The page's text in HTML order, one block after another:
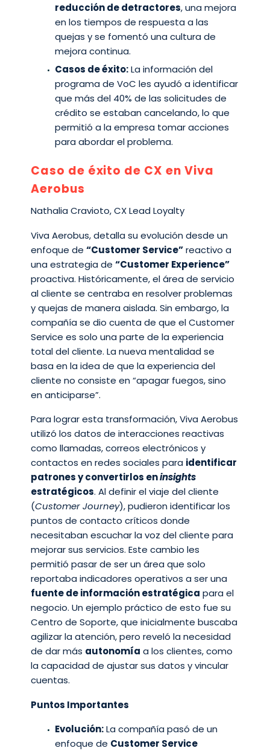
reducción de detractores, una mejora
en los tiempos de respuesta a las
quejas y se fomentó una cultura de
mejora continua.
Casos de éxito:La información del
programa de VoC les ayudó a identificar
que más del 40% de las solicitudes de
crédito se estaban cancelando, lo que
permitió a la empresa tomar acciones
para abordar el problema.
Caso de éxito de CX en Viva
Aerobus
Nathalia Cravioto, CX Lead Loyalty
Viva Aerobus, detalla su evolución desde un
enfoque de “Customer Service”reactivo a
una estrategia de “Customer Experience”
proactiva. Históricamente, el área de servicio
al cliente se centraba en resolver problemas
y quejas de manera aislada. Sin embargo, la
compañía se dio cuenta de que el Customer
Service es solo una parte de la experiencia
total del cliente. La nueva mentalidad se
basa en la idea de que la experiencia del
cliente no consiste en “apagar fuegos, sino
en anticiparse”.
Para lograr esta transformación, Viva Aerobus
utilizó los datos de interacciones reactivas
como llamadas, correos electrónicos y
contactos en redes sociales para identificar
patrones y convertirlos eninsights
estratégicos. Al definir el viaje del cliente
(Customer Journey), pudieron identificar los
puntos de contacto críticos donde
necesitaban escuchar la voz del cliente para
mejorar sus servicios. Este cambio les
permitió pasar de ser un área que solo
reportaba indicadores operativos a ser una
fuente de información estratégica para el
negocio. Un ejemplo práctico de esto fue su
Centro de Soporte, que inicialmente buscaba
agilizar la atención, pero reveló la necesidad
de dar más autonomía a los clientes, como
la capacidad de ajustar sus datos y vincular
cuentas.
Puntos Importantes
Evolución:La compañía pasó de un
enfoque de Customer Service